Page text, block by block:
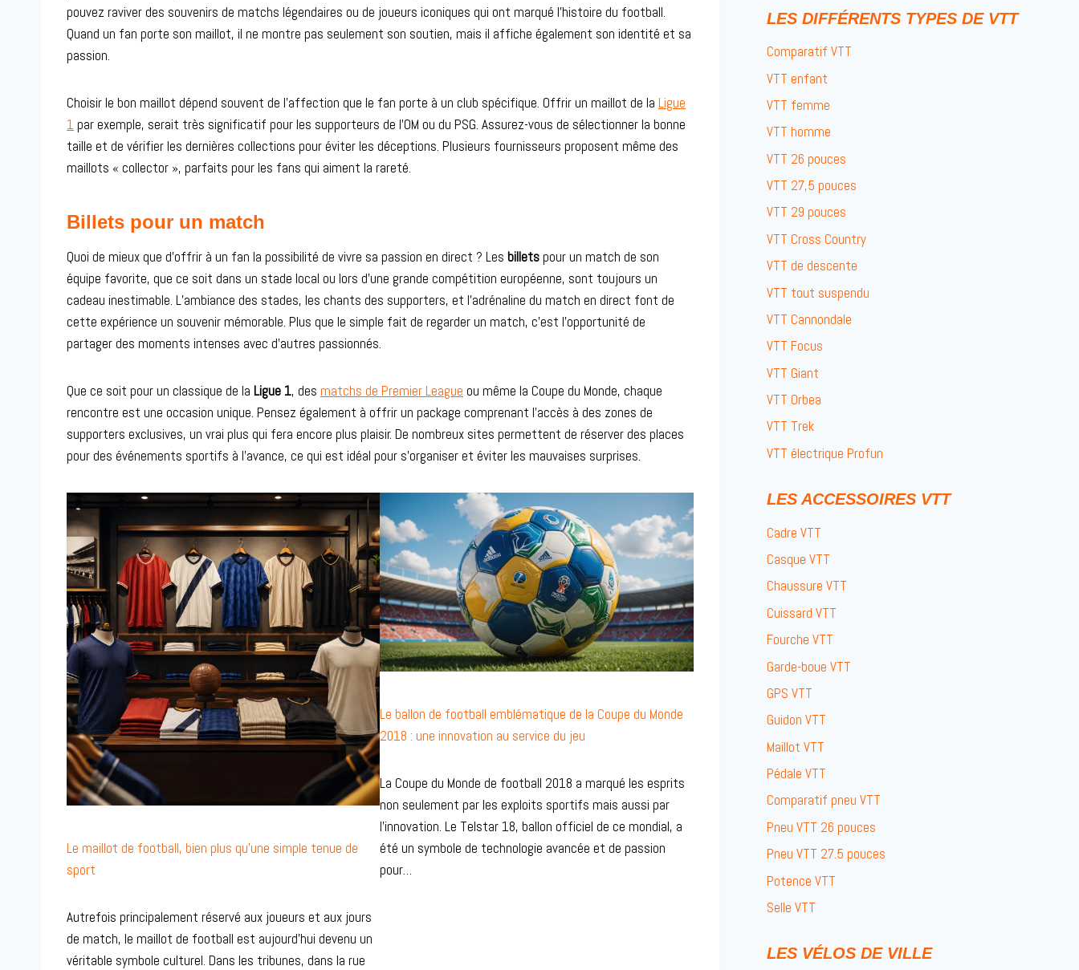
pouvez raviver des souvenirs de matchs légendaires ou de joueurs iconiques qui ont marqué l’histoire du football.
Quand un fan porte son maillot, il ne montre pas seulement son soutien, mais il affiche également son identité et sa
passion.
Choisir le bon maillot dépend souvent de l’affection que le fan porte à un club spécifique. Offrir un maillot de la Ligue
1 par exemple, serait très significatif pour les supporteurs de l’OM ou du PSG. Assurez-vous de sélectionner la bonne
taille et de vérifier les dernières collections pour éviter les déceptions. Plusieurs fournisseurs proposent même des
maillots « collector », parfaits pour les fans qui aiment la rareté.
Billets pour un match
Quoi de mieux que d’offrir à un fan la possibilité de vivre sa passion en direct ? Les billetspour un match de son
équipe favorite, que ce soit dans un stade local ou lors d’une grande compétition européenne, sont toujours un
cadeau inestimable. L’ambiance des stades, les chants des supporters, et l’adrénaline du match en direct font de
cette expérience un souvenir mémorable. Plus que le simple fait de regarder un match, c’est l’opportunité de
partager des moments intenses avec d’autres passionnés.
Que ce soit pour un classique de la Ligue 1, des matchs de Premier League ou même la Coupe du Monde, chaque
rencontre est une occasion unique. Pensez également à offrir un package comprenant l’accès à des zones de
supporters exclusives, un vrai plus qui fera encore plus plaisir. De nombreux sites permettent de réserver des places
pour des événements sportifs à l’avance, ce qui est idéal pour s’organiser et éviter les mauvaises surprises.
Le maillot de football, bien plus qu’une simple tenue de
sport
Autrefois principalement réservé aux joueurs et aux jours
de match, le maillot de football est aujourd’hui devenu un
véritable symbole culturel. Dans les tribunes, dans la rue
Le ballon de football emblématique de la Coupe du Monde
2018 : une innovation au service du jeu
La Coupe du Monde de football 2018 a marqué les esprits
non seulement par les exploits sportifs mais aussi par
l’innovation. Le Telstar 18, ballon officiel de ce mondial, a
été un symbole de technologie avancée et de passion
pour…
LES DIFFÉRENTS TYPES DE VTT
Comparatif VTT
VTT enfant
VTT femme
VTT homme
VTT 26 pouces
VTT 27,5 pouces
VTT 29 pouces
VTT Cross Country
VTT de descente
VTT tout suspendu
VTT Cannondale
VTT Focus
VTT Giant
VTT Orbea
VTT Trek
VTT électrique Profun
LES ACCESSOIRES VTT
Cadre VTT
Casque VTT
Chaussure VTT
Cuissard VTT
Fourche VTT
Garde-boue VTT
GPS VTT
Guidon VTT
Maillot VTT
Pédale VTT
Comparatif pneu VTT
Pneu VTT 26 pouces
Pneu VTT 27.5 pouces
Potence VTT
Selle VTT
LES VÉLOS DE VILLE